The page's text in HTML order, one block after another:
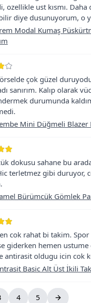
ozellikle ust kısmı.
diye dusunuyorum, o
Modal Kumaş
çok güzel
sanırım. Kalıp olarak
durumunda
Mini Düğmeli Blazer
dokusu sahane bu
terletmez gibi duruyor,
Bürümcük Gömlek
cok rahat bi takim.
giderken hemen
antirasit oldugu icin cok
Basic Alt Üst İkili
4 5